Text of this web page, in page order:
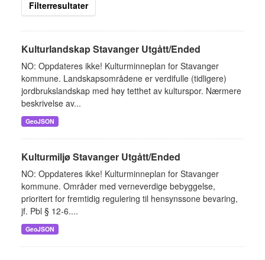
Filterresultater
Kulturlandskap Stavanger Utgått/Ended
NO: Oppdateres ikke! Kulturminneplan for Stavanger
kommune. Landskapsområdene er verdifulle (tidligere)
jordbrukslandskap med høy tetthet av kulturspor. Nærmere
beskrivelse av...
GeoJSON
Kulturmiljø Stavanger Utgått/Ended
NO: Oppdateres ikke! Kulturminneplan for Stavanger
kommune. Områder med verneverdige bebyggelse,
prioritert for fremtidig regulering til hensynssone bevaring,
jf. Pbl § 12-6....
GeoJSON